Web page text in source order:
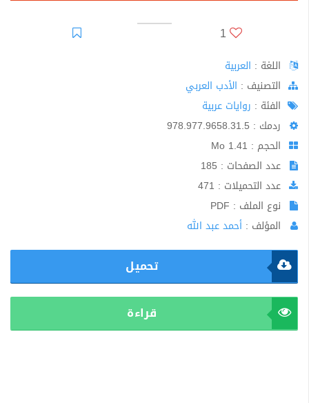
1
اللغة : العربية
اﻟﺘﺼﻨﻴﻒ : الأدب العربي
الفئة : روايات عربية
ردمك : 978.977.9658.31.5
الحجم : 1.41 Mo
عدد الصفحات : 185
عدد التحميلات : 471
نوع الملف : PDF
المؤلف : أحمد عبد الله
تحميل
قراءة